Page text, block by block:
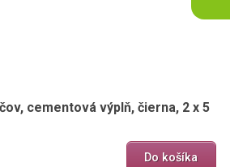
cementová výplň, čierna, 2 x 5
Do košíka